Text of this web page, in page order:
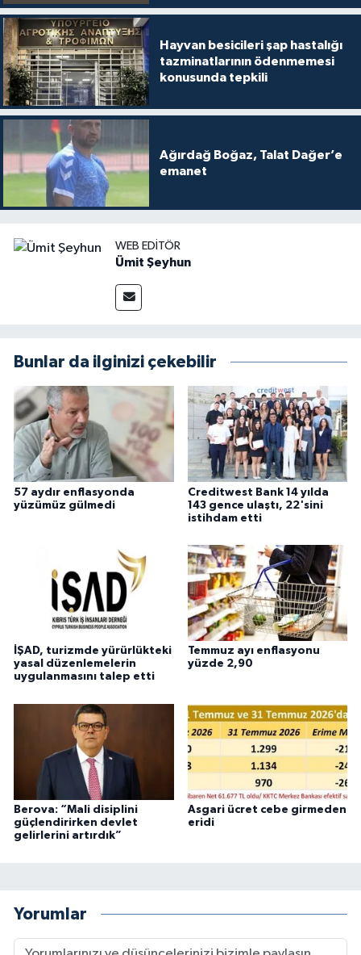
Hayvan besicileri şap hastalığı
tazminatlarının ödenmemesi
konusunda tepkili
Ağırdağ Boğaz, Talat Dağer’e
emanet
WEB EDITÖR
Ümit Şeyhun
Bunlar da ilginizi çekebilir
57 aydır enflasyonda
yüzümüz gülmedi
Creditwest Bank 14 yılda
143 gence ulaştı, 22'sini
istihdam etti
İŞAD, turizmde yürürlükteki
yasal düzenlemelerin
uygulanmasını talep etti
Temmuz ayı enflasyonu
yüzde 2,90
Berova: “Mali disiplini
güçlendirirken devlet
gelirlerini artırdık”
Asgari ücret cebe girmeden
eridi
Yorumlar